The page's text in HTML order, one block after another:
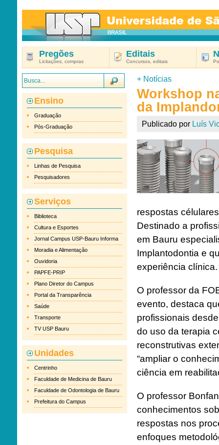
Pregões
Licitações, compras
Editais
Concursos, editais
Ensino
Graduação
Pós-Graduação
Pesquisa
Linhas de Pesquisa
Pesquisadores
Serviços
Biblioteca
Cultura e Esportes
Jornal Campus USP-Bauru Informa
Moradia e Alimentação
Ouvidoria
PAPFE-PRIP
Plano Diretor do Campus
Portal da Transparência
Saúde
Transporte
TV USP Bauru
Unidades
Centrinho
Faculdade de Medicina de Bauru
Faculdade de Odontologia de Bauru
Prefeitura do Campus
+ Notícias
Workshop
da
Publicado por Luís
respostas
Destinado a
em Bauru
Implantodontia e
experiência clínica.
O professor da
evento, destaca
profissionais
do uso da terapia
reconstrutivas
“ampliar o
ciência em
O professor
conhecimentos
respostas nos
enfoques